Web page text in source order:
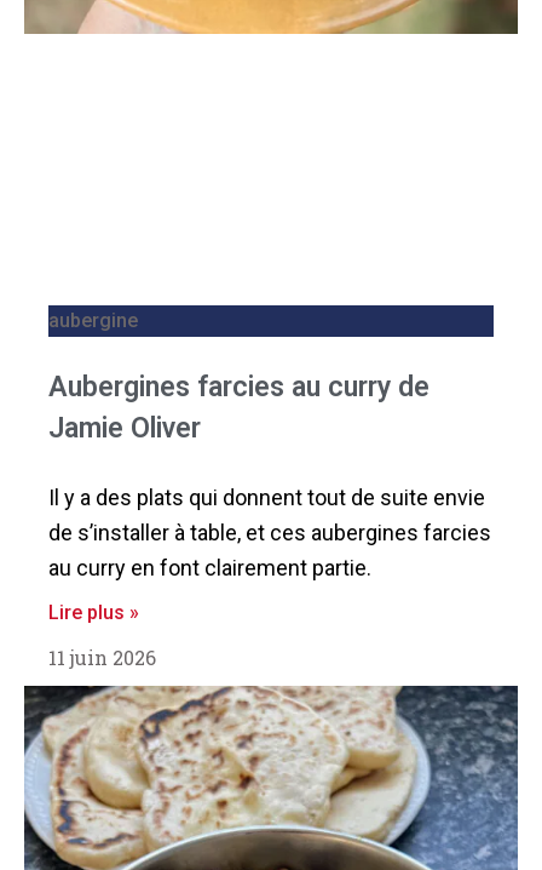
aubergine
Aubergines farcies au curry de
Jamie Oliver
Il y a des plats qui donnent tout de suite envie
de s’installer à table, et ces aubergines farcies
au curry en font clairement partie.
Lire plus »
11 juin 2026